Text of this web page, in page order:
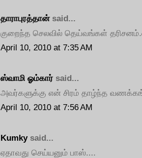
தாராபுரத்தான்said...
குறைந்த செலவில் தெய்வங்கள்
April 10, 2010 at 7:35 AM
ஸ்வாமி ஓம்கார் said...
அவர்களுக்கு என் சிரம் தாழ்ந்த
April 10, 2010 at 7:56 AM
Kumkysaid...
ஏதாவது செய்யனும் பாஸ்....